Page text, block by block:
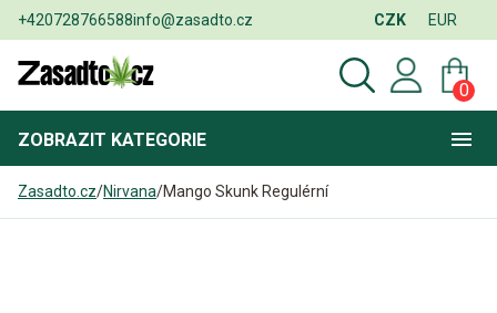
+420728766588info@zasadto.cz CZK EUR
0
ZOBRAZIT KATEGORIE
Zasadto.cz/Nirvana/Mango Skunk Regulérní